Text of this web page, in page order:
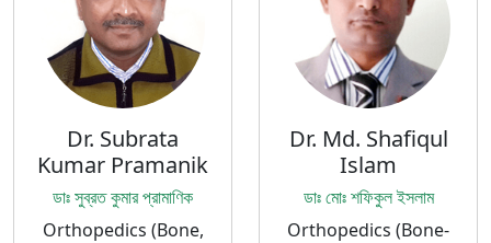
Dr. Subrata
Kumar Pramanik
ডাঃ সুব্রত কুমার প্রামাণিক
Orthopedics (Bone,
Dr. Md. Shafiqul
Islam
ডাঃ মোঃ শফিকুল ইসলাম
Orthopedics (Bone-